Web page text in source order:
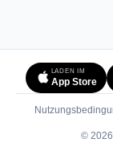
LADEN IM
App Store
©